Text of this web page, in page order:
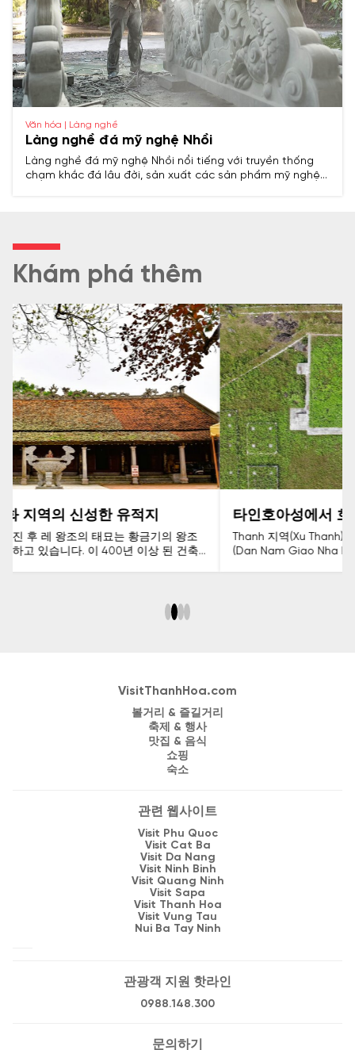
Văn hóa | Làng nghề
Làng nghề đá mỹ nghệ Nhồi
Làng nghề đá mỹ nghệ Nhồi nổi tiếng với truyền thống
chạm khắc đá lâu đời, sản xuất các sản phẩm mỹ nghệ
Khám phá thêm
타인호아성에서 호 왕조의 남교단을 방문하다.
Thanh 지역(Xu Thanh)에 오면 관광객들은 호 왕조의 남교단
(Dan Nam Giao Nha Ho)을 방문할 기회를 갖습니다. 이 건축
에 Thanh 지역(Dat Thanh)의 찬란했던 역사 시기를 증명하는
VisitThanhHoa.com
볼거리 & 즐길거리
축제 & 행사
맛집 & 음식
쇼핑
숙소
관련 웹사이트
Visit Phu Quoc
Visit Cat Ba
Visit Da Nang
Visit Ninh Binh
Visit Quang Ninh
Visit Sapa
Visit Thanh Hoa
Visit Vung Tau
Nui Ba Tay Ninh
관광객 지원 핫라인
0988.148.300
문의하기